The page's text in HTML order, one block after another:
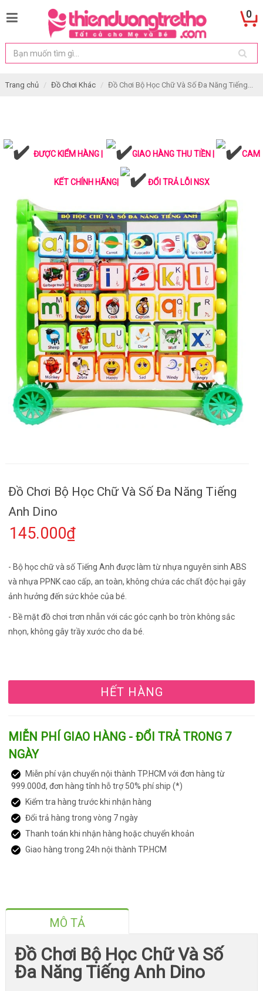
0
Trang chủ Đồ Chơi Khác Đồ Chơi Bộ Học Chữ Và Số Đa Năng Tiếng...
ĐƯỢC KIỂM HÀNG | GIAO HÀNG THU TIỀN | CAM
KẾT CHÍNH HÃNG| ĐỔI TRẢ LỖI NSX
Đồ Chơi Bộ Học Chữ Và Số Đa Năng Tiếng
Anh Dino
145.000₫
- Bộ học chữ và số Tiếng Anh được làm từ nhựa nguyên sinh ABS
và nhựa PPNK cao cấp, an toàn, không chứa các chất độc hại gây
ảnh hưởng đến sức khỏe của bé.
- Bề mặt đồ chơi trơn nhẵn với các góc cạnh bo tròn không sắc
nhọn, không gây trầy xước cho da bé.
HẾT HÀNG
MIỄN PHÍ GIAO HÀNG - ĐỔI TRẢ TRONG 7
NGÀY
Miễn phí vận chuyển nội thành TP.HCM với đơn hàng từ
999.000đ, đơn hàng tỉnh hỗ trợ 50% phí ship (*)
Kiểm tra hàng trước khi nhận hàng
Đổi trả hàng trong vòng 7 ngày
Thanh toán khi nhận hàng hoặc chuyển khoản
Giao hàng trong 24h nội thành TP.HCM
MÔ TẢ
Đồ Chơi Bộ Học Chữ Và Số
Đa Năng Tiếng Anh Dino